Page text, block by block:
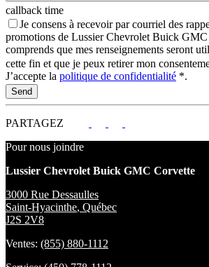
callback time
Je consens à recevoir par courriel des
promotions de Lussier Chevrolet Buick GMC
comprends que mes renseignements seront
cette fin et que je peux retirer mon
J’accepte la politique de confidentialité *.
PARTAGEZ
Pour nous joindre
Lussier Chevrolet Buick GMC Corvette
3000 Rue Dessaulles
Saint-Hyacinthe, Québec
J2S 2V8
Ventes: (855) 880-1112